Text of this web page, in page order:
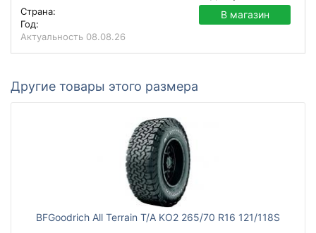
Страна:
Год:
Актуальность 08.08.26
В магазин
Другие товары этого размера
BFGoodrich All Terrain T/A KO2 265/70 R16 121/118S